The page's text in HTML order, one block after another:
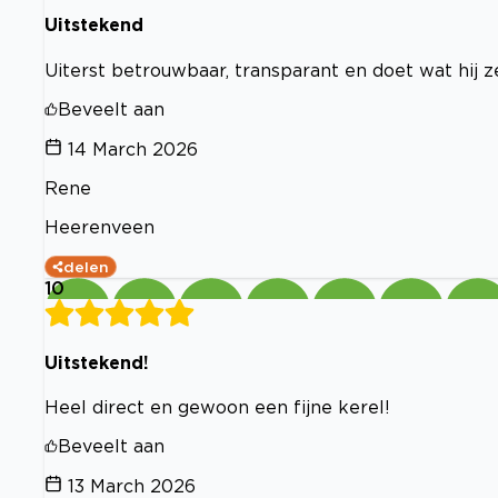
Uitstekend
Uiterst betrouwbaar, transparant en doet wat hij
Beveelt aan
14 March 2026
Rene
Heerenveen
delen
10
Uitstekend!
Heel direct en gewoon een fijne kerel!
Beveelt aan
13 March 2026